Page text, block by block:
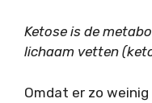
Ketose is de
lichaam vetten
Omdat er zo